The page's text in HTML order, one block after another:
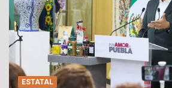
ESTATAL